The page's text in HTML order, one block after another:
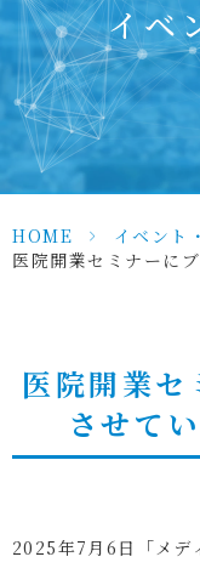
イベ
HOME > イベント
医院開業セミナーに
医院開業セ
させて
2025年7月6日「メ